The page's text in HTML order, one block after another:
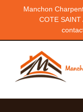
Manchon
COTE